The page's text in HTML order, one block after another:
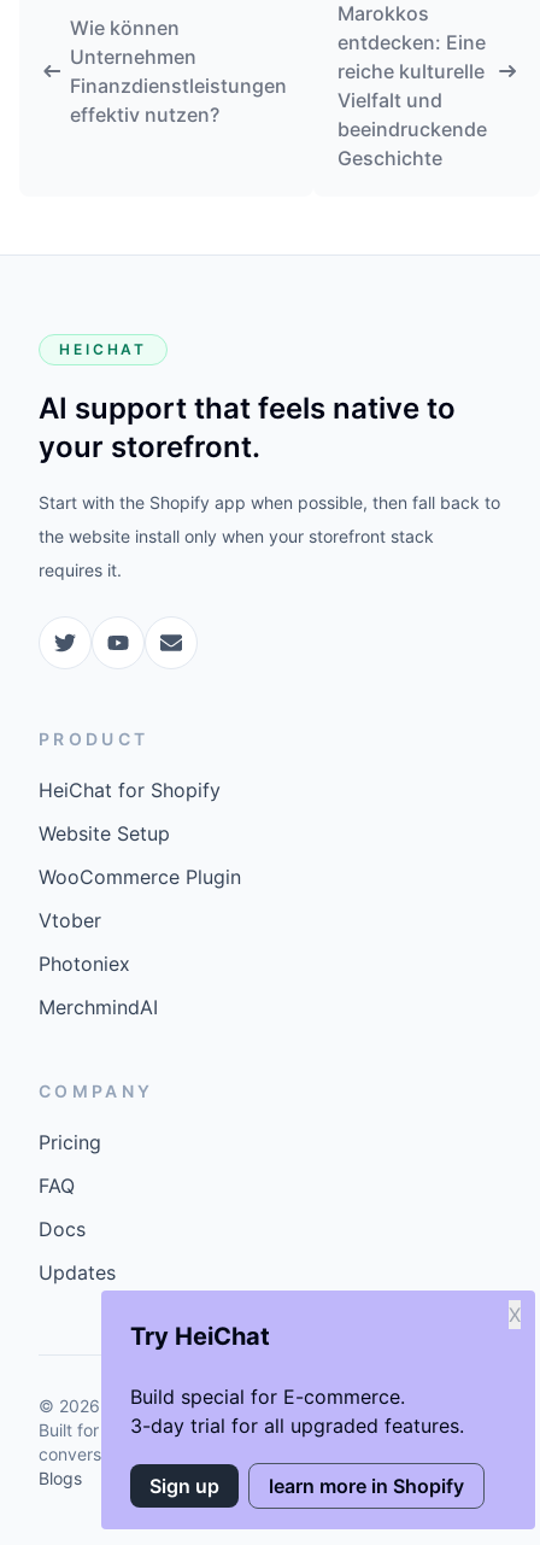
Try HeiChat
Build special for E-commerce.
3-day trial for all upgraded features.
X
Sign up learn more in Shopify
Wie können
Unternehmen
Finanzdienstleistungen
effektiv nutzen?
Marokkos
entdecken: Eine
reiche kulturelle
Vielfalt und
beeindruckende
Geschichte
HEICHAT
AI support that feels native to
your storefront.
Start with the Shopify app when possible, then fall back to
the website install only when your storefront stack
requires it.
PRODUCT
HeiChat for Shopify
Website Setup
WooCommerce Plugin
Vtober
Photoniex
MerchmindAI
COMPANY
Pricing
FAQ
Docs
Updates
© 2026 GenCybers Inc. All rights reserved.
Built for storefronts that want faster answers and cleaner
conversions.
Blogs